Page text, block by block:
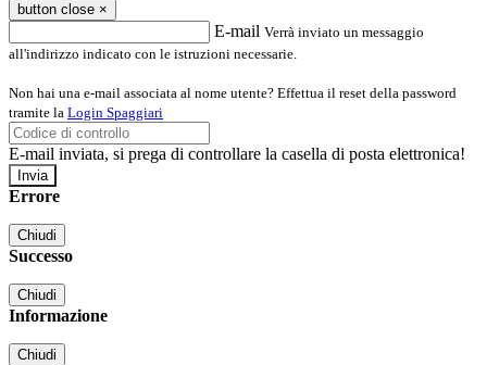
button close ×
E-mail Verrà inviato un messaggio
all'indirizzo indicato con le istruzioni necessarie.
Non hai una e-mail associata al nome utente? Effettua il reset della password
tramite la Login Spaggiari
E-mail inviata, si prega di controllare la casella di posta elettronica!
Errore
Chiudi
Successo
Chiudi
Informazione
Chiudi